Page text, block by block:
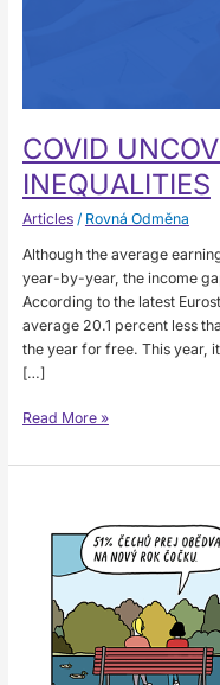
COVID
INEQUALITIES
Articles/ Rovná Odměna
Although the average
year-by-year, the income
According to the latest
average 20.1 percent less
the year for free. This year,
[…]
Read More »
pracujete